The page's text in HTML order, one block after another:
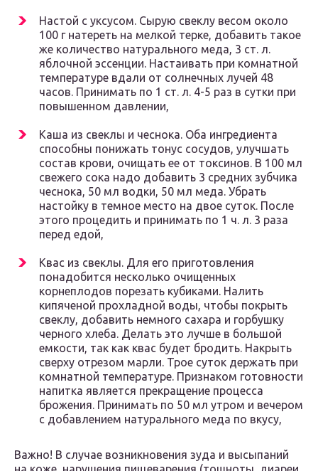
Настой с уксусом. Сырую свеклу весом около
100 г натереть на мелкой терке, добавить такое
же количество натурального меда, 3 ст. л.
яблочной эссенции. Настаивать при комнатной
температуре вдали от солнечных лучей 48
часов. Принимать по 1 ст. л. 4-5 раз в сутки при
повышенном давлении,
Каша из свеклы и чеснока. Оба ингредиента
способны понижать тонус сосудов, улучшать
состав крови, очищать ее от токсинов. В 100 мл
свежего сока надо добавить 3 средних зубчика
чеснока, 50 мл водки, 50 мл меда. Убрать
настойку в темное место на двое суток. После
этого процедить и принимать по 1 ч. л. 3 раза
перед едой,
Квас из свеклы. Для его приготовления
понадобится несколько очищенных
корнеплодов порезать кубиками. Налить
кипяченой прохладной воды, чтобы покрыть
свеклу, добавить немного сахара и горбушку
черного хлеба. Делать это лучше в большой
емкости, так как квас будет бродить. Накрыть
сверху отрезом марли. Трое суток держать при
комнатной температуре. Признаком готовности
напитка является прекращение процесса
брожения. Принимать по 50 мл утром и вечером
с добавлением натурального меда по вкусу,
Важно! В случае возникновения зуда и высыпаний